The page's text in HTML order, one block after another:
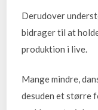
Derudover
bidrager til at
produktion i live.
Mange mindre,
desuden et større